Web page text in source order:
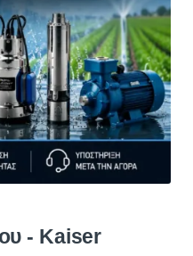
- Kaiser